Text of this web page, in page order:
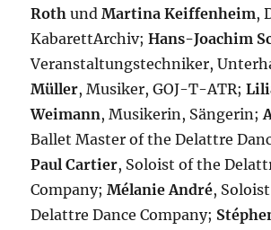
Roth undMartina Keiffenheim,
KabarettArchiv;Hans-Joachim
Veranstaltungstechniker,
Müller, Musiker, GOJ-T-ATR;
Weimann, Musikerin, Sängerin;
Ballet Master of the Delattre
Paul Cartier, Soloist of the
Company;Mélanie André,
Delattre Dance Company;